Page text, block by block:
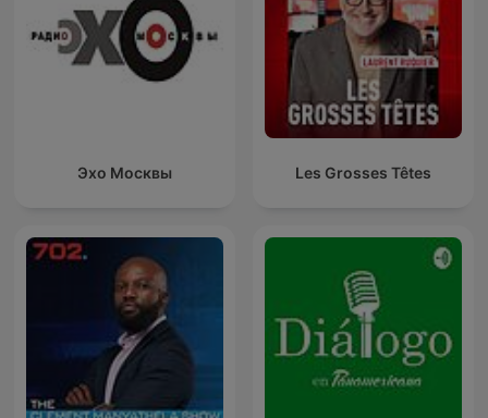
Эхо Москвы Les Grosses Têtes